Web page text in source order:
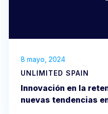
8 mayo, 2024
UNLIMITED SPAIN
Innovación en la
nuevas tendencias